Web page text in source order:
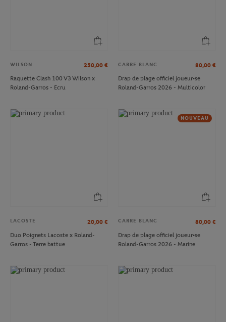
WILSON 250,00 €
Raquette Clash 100 V3 Wilson x
Roland-Garros - Ecru
CARRE BLANC 80,00 €
Drap de plage officiel joueur•se
Roland-Garros 2026 - Multicolor
LACOSTE 20,00 €
Duo Poignets Lacoste x Roland-
Garros - Terre battue
NOUVEAU
CARRE BLANC 80,00 €
Drap de plage officiel joueur•se
Roland-Garros 2026 - Marine